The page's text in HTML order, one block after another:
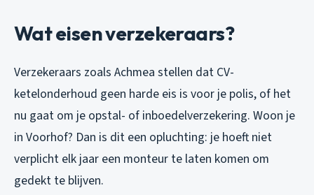
Wat eisen verzekeraars?
Verzekeraars zoals Achmea stellen dat CV-
ketelonderhoud geen harde eis is voor je polis, of het
nu gaat om je opstal- of inboedelverzekering. Woon je
in Voorhof? Dan is dit een opluchting: je hoeft niet
verplicht elk jaar een monteur te laten komen om
gedekt te blijven.